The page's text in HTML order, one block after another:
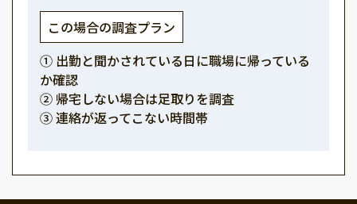
この場合の調査プラン
① 出勤と聞かされている日に職場に帰っている
か確認
② 帰宅しない場合は足取りを調査
③ 連絡が返ってこない時間帯